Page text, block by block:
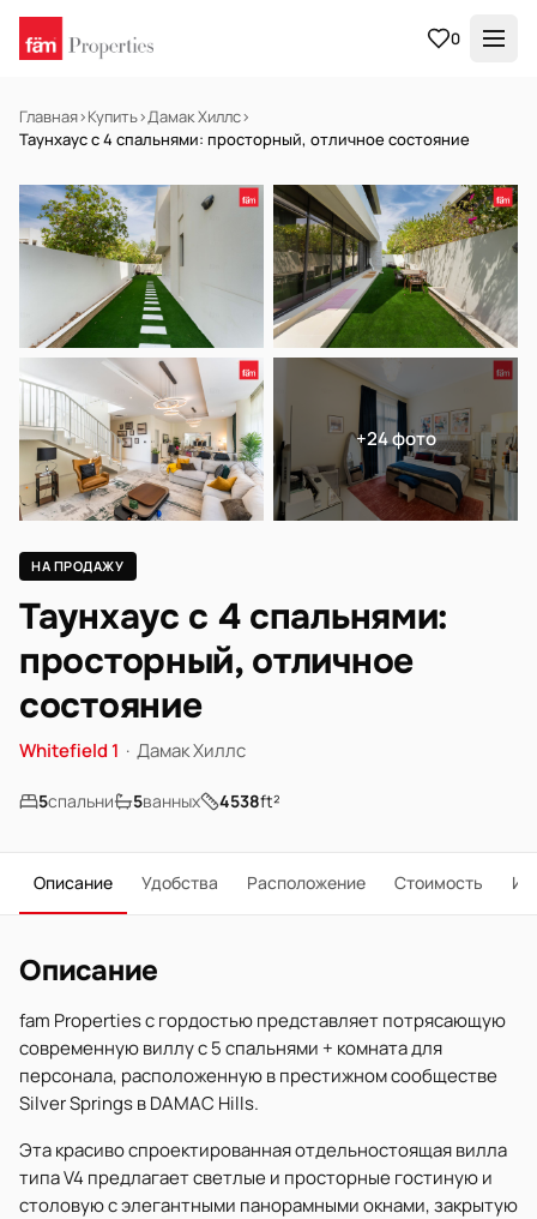
0
Главная›Купить›Дамак Хиллс›
Таунхаус с 4 спальнями: просторный, отличное состояние
НА ПРОДАЖУ Готов к заселению
+24 фото
НА ПРОДАЖУ
Таунхаус с 4 спальнями:
просторный, отличное
состояние
Whitefield 1 · Дамак Хиллс
5спальни 5ванных 4538ft²
Описание Удобства Расположение Стоимость
Описание
fam Properties с гордостью представляет потрясающую
современную виллу с 5 спальнями + комната для
персонала, расположенную в престижном сообществе
Silver Springs в DAMAC Hills.
Эта красиво спроектированная отдельностоящая вилла
типа V4 предлагает светлые и просторные гостиную и
столовую с элегантными панорамными окнами, закрытую